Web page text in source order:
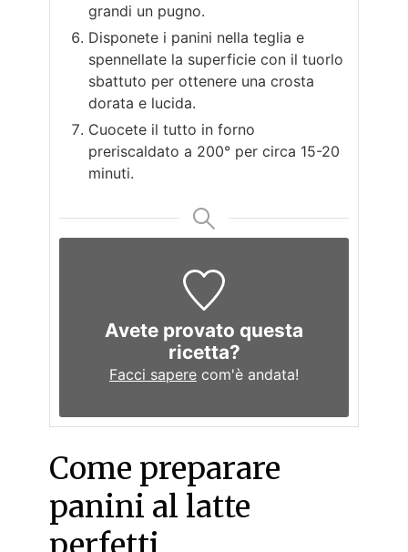
grandi un pugno.
Disponete i panini nella teglia e
spennellate la superficie con il tuorlo
sbattuto per ottenere una crosta
dorata e lucida.
Cuocete il tutto in forno
preriscaldato a 200° per circa 15-20
minuti.
Avete provato questa
ricetta?
Facci sapere com'è andata!
Come preparare
panini al latte